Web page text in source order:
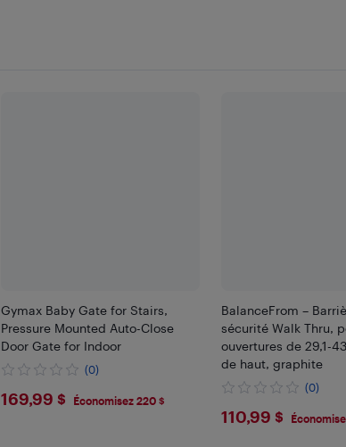
Gymax Baby Gate for Stairs,
Pressure Mounted Auto-Close
Door Gate for Indoor
(0)
$169.99
169,99 $ Économisez 220 $
BalanceFrom –
sécurité Walk Thru,
ouvertures de 29,1-
de haut, graphite
(0)
$110.99
110,99 $